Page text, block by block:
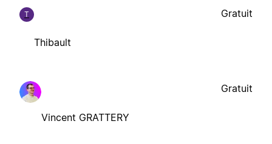
T
Thibault
Gratuit
Vincent GRATTERY
Gratuit